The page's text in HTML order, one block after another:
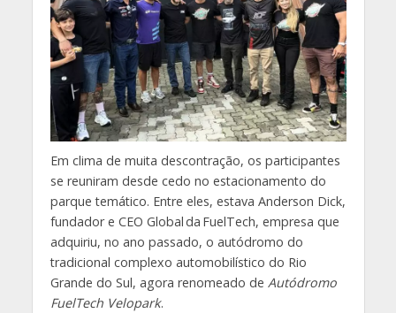
Em clima de muita descontração, os participantes
se reuniram desde cedo no estacionamento do
parque temático. Entre eles, estava Anderson Dick,
fundador e CEO Global da FuelTech, empresa que
adquiriu, no ano passado, o autódromo do
tradicional complexo automobilístico do Rio
Grande do Sul, agora renomeado de Autódromo
FuelTech Velopark.